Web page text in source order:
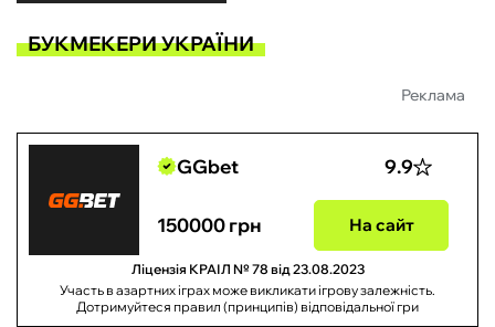
БУКМЕКЕРИ УКРАЇНИ
Реклама
GGbet 9.9
150000 грн На сайт
Ліцензія КРАІЛ № 78 від 23.08.2023
Участь в азартних іграх може викликати ігрову залежність.
Дотримуйтеся правил (принципів) відповідальної гри